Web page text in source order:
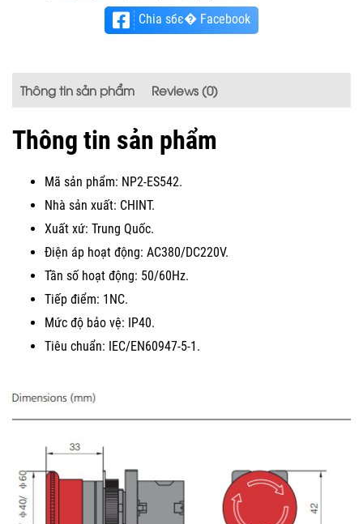
Chia sбє� Facebook
Thông tin sản phẩm Reviews (0)
Thông tin sản phẩm
Mã sản phẩm: NP2-ES542.
Nhà sản xuất: CHINT.
Xuất xứ: Trung Quốc.
Điện áp hoạt động: AC380/DC220V.
Tần số hoạt động: 50/60Hz.
Tiếp điểm: 1NC.
Mức độ bảo vệ: IP40.
Tiêu chuẩn: IEC/EN60947-5-1.